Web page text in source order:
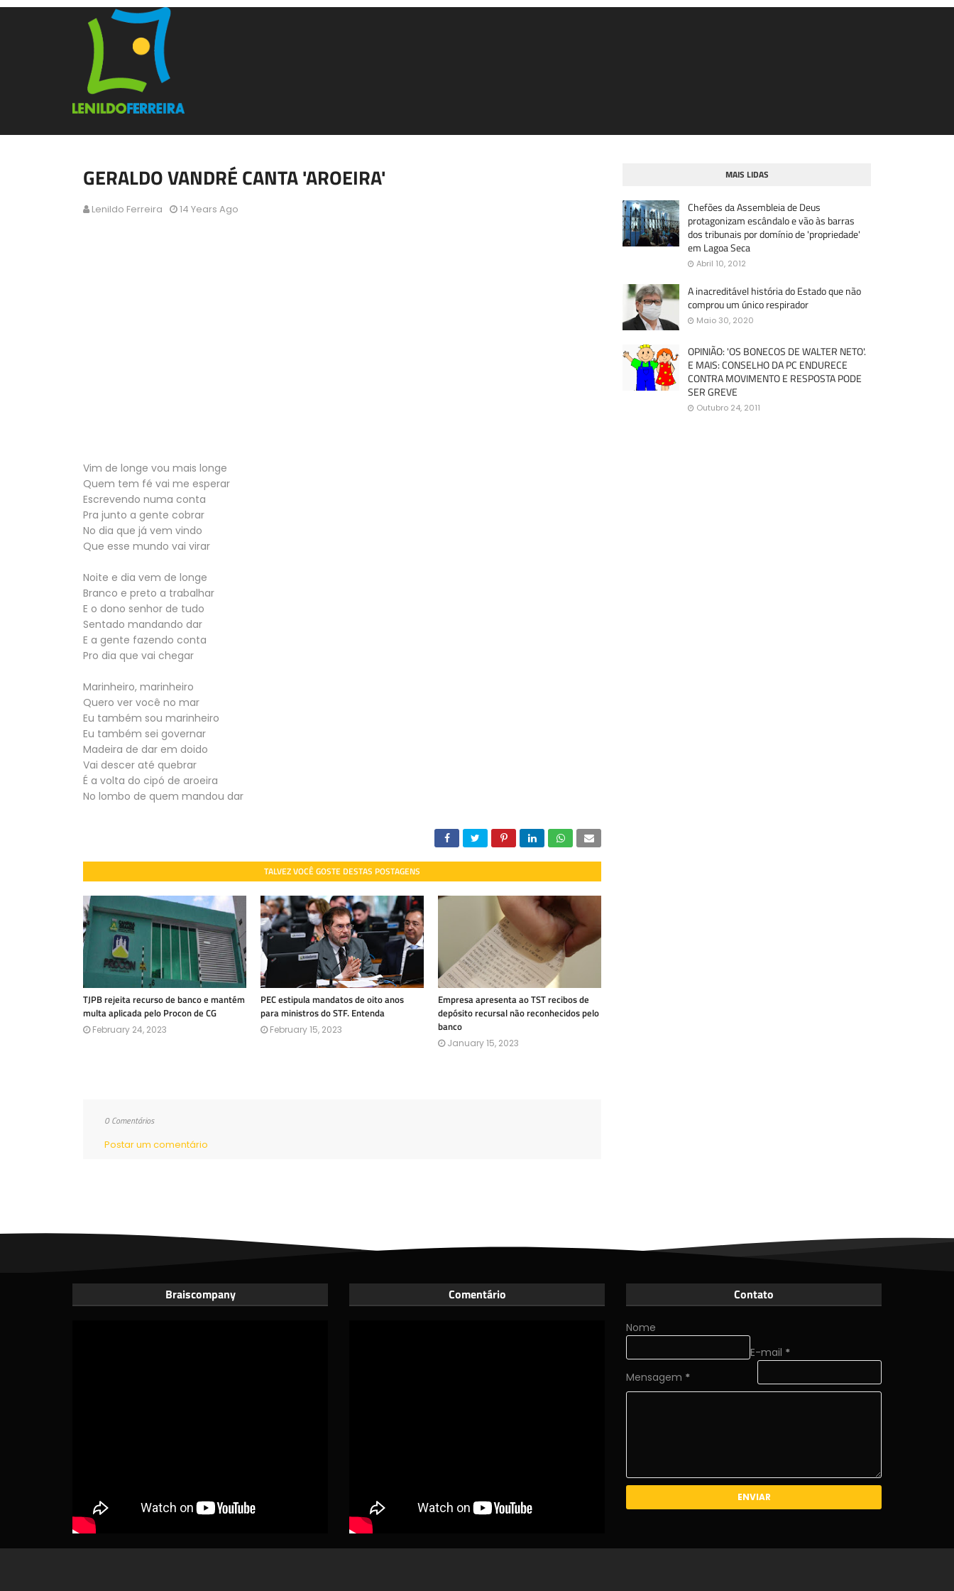
GERALDO VANDRÉ CANTA 'AROEIRA'
Lenildo Ferreira 14 Years Ago
Vim de longe vou mais longe
Quem tem fé vai me esperar
Escrevendo numa conta
Pra junto a gente cobrar
No dia que já vem vindo
Que esse mundo vai virar
Noite e dia vem de longe
Branco e preto a trabalhar
E o dono senhor de tudo
Sentado mandando dar
E a gente fazendo conta
Pro dia que vai chegar
Marinheiro, marinheiro
Quero ver você no mar
Eu também sou marinheiro
Eu também sei governar
Madeira de dar em doido
Vai descer até quebrar
É a volta do cipó de aroeira
No lombo de quem mandou dar
TALVEZ VOCÊ GOSTE DESTAS POSTAGENS
TJPB rejeita recurso de banco e mantém
multa aplicada pelo Procon de CG
February 24, 2023
PEC estipula mandatos de oito anos
para ministros do STF. Entenda
February 15, 2023
Empresa apresenta ao TST recibos de
depósito recursal não reconhecidos pelo
banco
January 15, 2023
0 Comentários
Postar um comentário
MAIS LIDAS
Chefões da Assembleia de Deus
protagonizam escândalo e vão às barras
dos tribunais por domínio de 'propriedade'
em Lagoa Seca
Abril 10, 2012
A inacreditável história do Estado que não
comprou um único respirador
Maio 30, 2020
OPINIÃO: 'OS BONECOS DE WALTER NETO'.
E MAIS: CONSELHO DA PC ENDURECE
CONTRA MOVIMENTO E RESPOSTA PODE
SER GREVE
Outubro 24, 2011
Braiscompany Comentário Contato
Nome
E-mail *
Mensagem *